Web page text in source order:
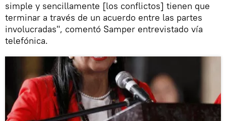
simple y sencillamente [los conflictos] tienen que
terminar a través de un acuerdo entre las partes
involucradas", comentó Samper entrevistado vía
telefónica.